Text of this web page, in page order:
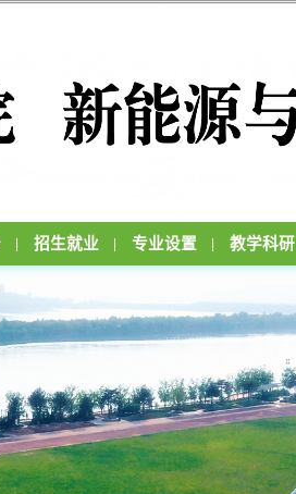
招生就业 专业设置 教学科研